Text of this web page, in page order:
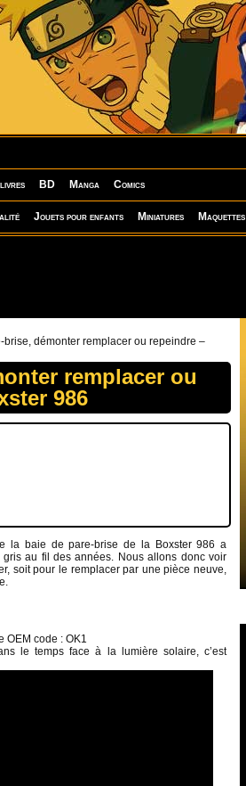
livres BD Manga Comics
Jouets pour enfants Miniatures Maquettes
brise, démonter remplacer ou repeindre –
remplacer ou
986
la baie de pare-brise de la Boxster 986 a
au fil des années. Nous allons donc voir
soit pour le remplacer par une pièce neuve,
OEM code : OK1
le temps face à la lumière solaire, c’est